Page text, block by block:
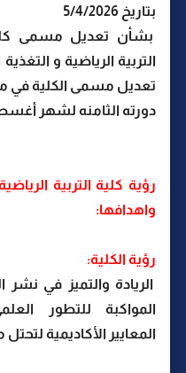
بتاريخ 5/4/2026
بشأن تعديل مسمى كلية
التربية الرياضية و
تعديل مسمى الكلية في
دورته الثامنه لشهر أغسطس
رؤية كلية التربية
واهدافها:
رؤية الكلية:
الريادة والتميز في
المواكبة للتطور
المعايير الأكاديمية